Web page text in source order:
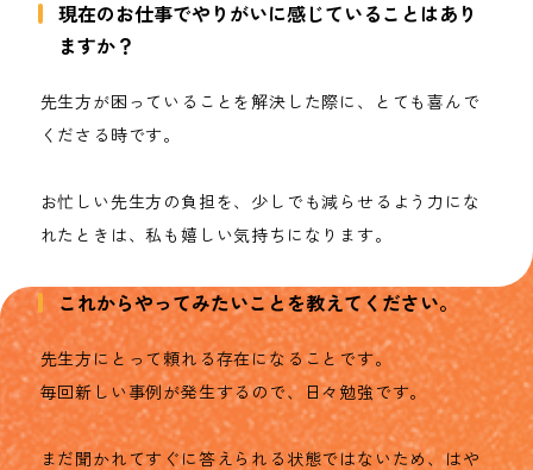
現在のお仕事でやりがいに感じていることはあり
ますか？
先生方が困っていることを解決した際に、とても喜んで
くださる時です。
お忙しい先生方の負担を、少しでも減らせるよう力にな
れたときは、私も嬉しい気持ちになります。
これからやってみたいことを教えてください。
先生方にとって頼れる存在になることです。
毎回新しい事例が発生するので、日々勉強です。
まだ聞かれてすぐに答えられる状態ではないため、はや